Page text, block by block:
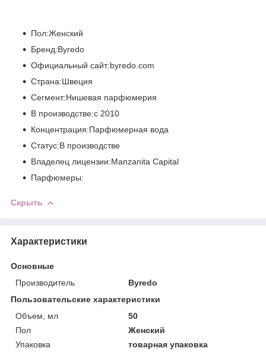
Пол:Женский
Бренд:Byredo
Официальный сайт:byredo.com
Страна:Швеция
Сегмент:Нишевая парфюмерия
В производстве:с 2010
Концентрация:Парфюмерная вода
Статус:В производстве
Владелец лицензии:Manzanita Capital
Парфюмеры:
Скрыть
Характеристики
Основные
Производитель
Byredo
Пользовательские характеристики
Объем, мл
50
Пол
Женский
Упаковка
товарная упаковка